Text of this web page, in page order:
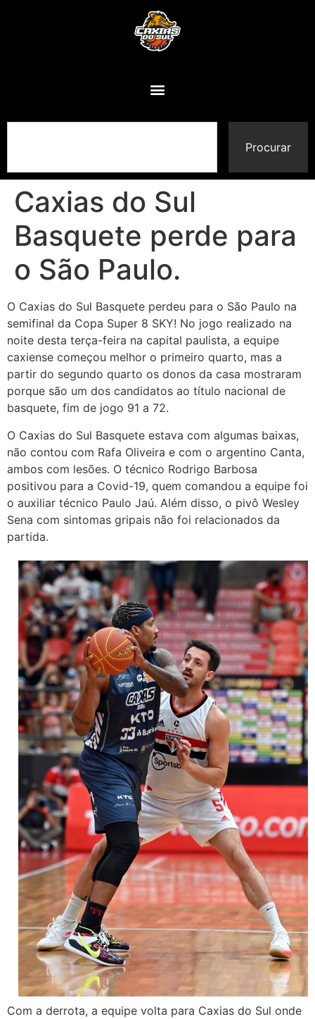
Procurar
Caxias do Sul
Basquete perde para
o São Paulo.
O Caxias do Sul Basquete perdeu para o São Paulo na
semifinal da Copa Super 8 SKY! No jogo realizado na
noite desta terça-feira na capital paulista, a equipe
caxiense começou melhor o primeiro quarto, mas a
partir do segundo quarto os donos da casa mostraram
porque são um dos candidatos ao título nacional de
basquete, fim de jogo 91 a 72.
O Caxias do Sul Basquete estava com algumas baixas,
não contou com Rafa Oliveira e com o argentino Canta,
ambos com lesões. O técnico Rodrigo Barbosa
positivou para a Covid-19, quem comandou a equipe foi
o auxiliar técnico Paulo Jaú. Além disso, o pivô Wesley
Sena com sintomas gripais não foi relacionados da
partida.
Com a derrota, a equipe volta para Caxias do Sul onde